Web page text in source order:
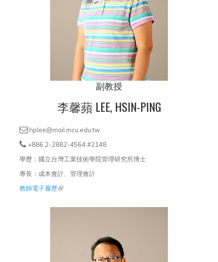
副教授
李馨蘋 LEE, HSIN-PING
hplee@mail.mcu.edu.tw
+886 2-2882-4564 #2148
學歷：國立台灣工業技術學院管理研究所博士
專長：成本會計、管理會計
教師電子履歷(link is external)